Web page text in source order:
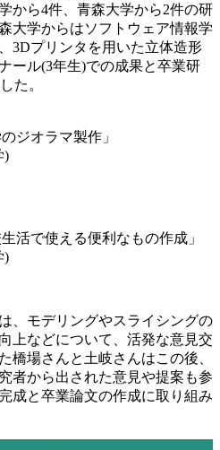
から4件、青森大学から2件の研
大学からはソフトウェア情報学
3Dプリンタを用いた立体造形
ール(3年生)での成果と卒業研
た。
ジオラマ製作」
)
活で使える便利なもの作成」
)
、モデリングやスライシングの
上などについて、活発な意見交
橋場さんと土岐さんはこの後、
者から出された意見や提案も参
成と卒業論文の作成に取り組み